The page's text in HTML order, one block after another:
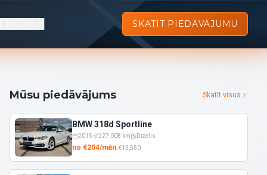
SKATĪT PIEDĀVĀJUMU
Mūsu piedāvājums Skatīt visus
BMW 318d Sportline
2015 227,008 km Dīzelis
no €204/mēn.€13,550